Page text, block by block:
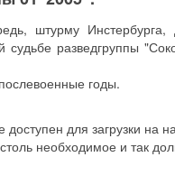
штурму Инстербурга,
судьбе разведгруппы
годы.
для загрузки на
необходимое и так